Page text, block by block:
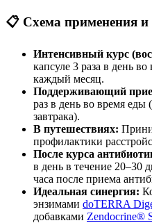
📋 Схема применения и
Интенсивный курс
капсуле 3 раза в день
каждый месяц.
Поддерживающий
раз в день во время еды
завтрака).
В путешествиях:
профилактики
После курса
в день в течение 20–30
часа после приема
Идеальная синергия:
энзимами doTERRA
добавками Zendocrine®